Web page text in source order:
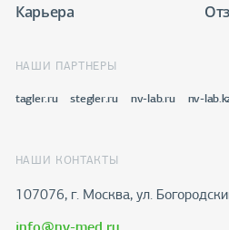
Карьера
НАШИ ПАРТНЕРЫ
tagler.ru stegler.ru nv-lab.ru nv-
НАШИ КОНТАКТЫ
107076, г. Москва, ул.